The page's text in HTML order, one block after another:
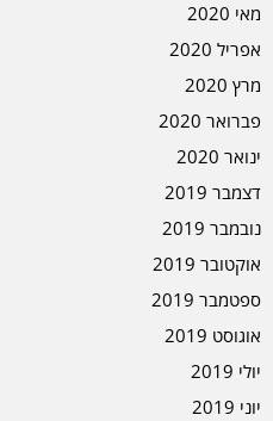
מאי 2020
אפריל 2020
מרץ 2020
פברואר 2020
ינואר 2020
דצמבר 2019
נובמבר 2019
אוקטובר 2019
ספטמבר 2019
אוגוסט 2019
יולי 2019
יוני 2019